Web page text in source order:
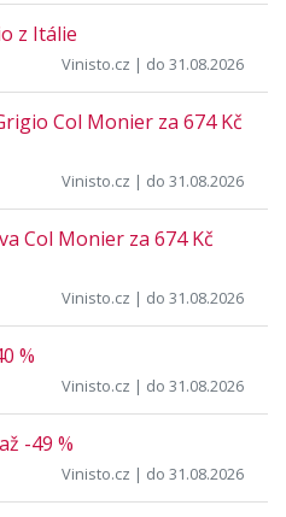
z Itálie
Vinisto.cz | do 31.08.2026
Col Monier za 674 Kč
Vinisto.cz | do 31.08.2026
Col Monier za 674 Kč
Vinisto.cz | do 31.08.2026
%
Vinisto.cz | do 31.08.2026
-49 %
Vinisto.cz | do 31.08.2026